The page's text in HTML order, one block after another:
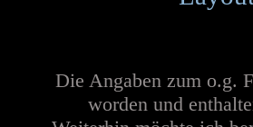
Die Angaben zum o.g.
worden und